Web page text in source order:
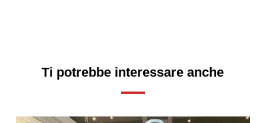
Ti potrebbe interessare anche